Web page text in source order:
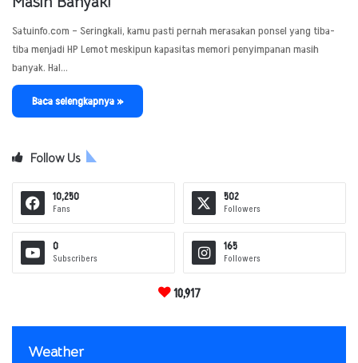
Satuinfo.com – Seringkali, kamu pasti pernah merasakan ponsel yang tiba-
tiba menjadi HP Lemot meskipun kapasitas memori penyimpanan masih
banyak. Hal…
Baca selengkapnya »
Follow Us
10,250
Fans
502
Followers
0
Subscribers
165
Followers
10,917
Weather